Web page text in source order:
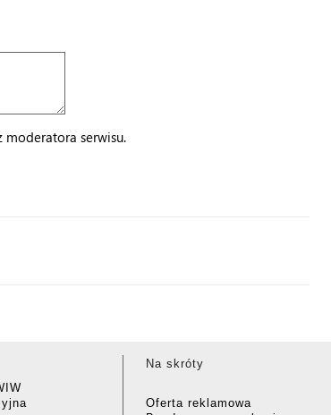
serwisu.
Na skróty
Oferta reklamowa